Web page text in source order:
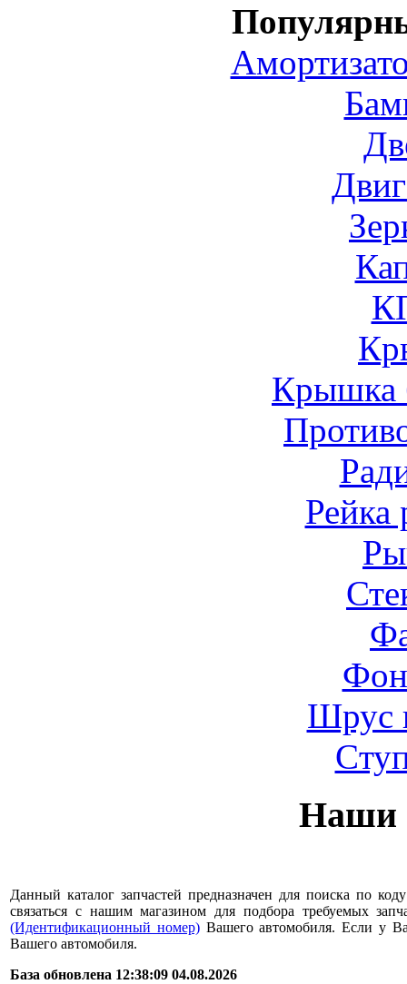
Крышка
Рейка
Шрус
Наши
Данный каталог запчастей предназначен для поиска по
связаться с нашим магазином для подбора требуемых
(Идентификационный номер)Вашего автомобиля. Если у
Вашего автомобиля.
База обновлена 12:38:09 04.08.2026